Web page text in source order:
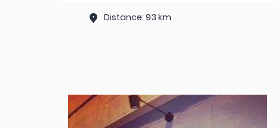
Distance: 93 km